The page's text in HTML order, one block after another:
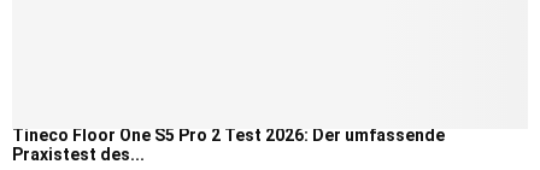
Tineco Floor One S5 Pro 2 Test 2026: Der umfassende
Praxistest des...